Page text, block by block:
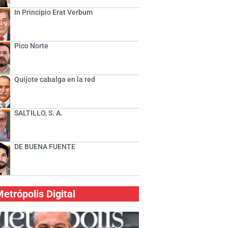
In Principio Erat Verbum
Pico Norte
Quijote cabalga en la red
SALTILLO, S. A.
DE BUENA FUENTE
Digital